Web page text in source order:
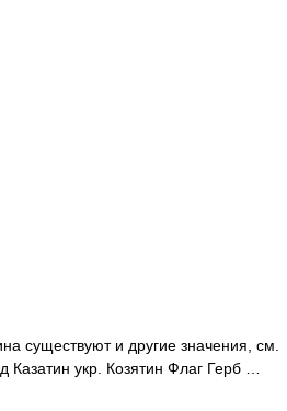
существуют и другие значения, см.
Казатин укр. Козятин Флаг Герб …